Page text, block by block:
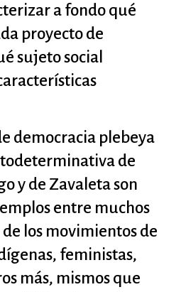
a fondo qué
proyecto de
sujeto social
democracia plebeya
de
y de Zavaleta son
entre muchos
los movimientos de
feministas,
más, mismos que